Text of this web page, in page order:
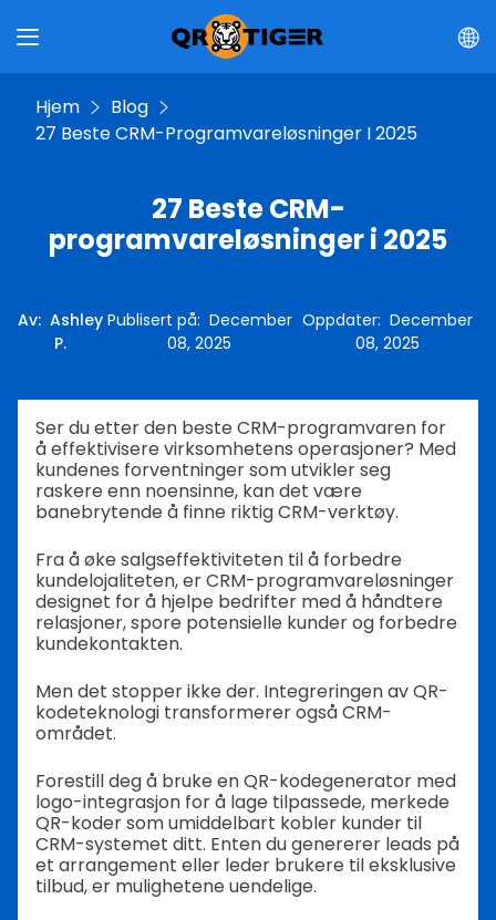
Hjem
Blog
27 Beste CRM-Programvareløsninger I 2025
27 Beste CRM-
programvareløsninger i 2025
Av: Ashley
P.
Publisert på: December
08, 2025
Oppdater: December
08, 2025
Ser du etter den beste CRM-programvaren for
å effektivisere virksomhetens operasjoner? Med
kundenes forventninger som utvikler seg
raskere enn noensinne, kan det være
banebrytende å finne riktig CRM-verktøy.
Fra å øke salgseffektiviteten til å forbedre
kundelojaliteten, er CRM-programvareløsninger
designet for å hjelpe bedrifter med å håndtere
relasjoner, spore potensielle kunder og forbedre
kundekontakten.
Men det stopper ikke der. Integreringen av QR-
kodeteknologi transformerer også CRM-
området.
Forestill deg å bruke en QR-kodegenerator med
logo-integrasjon for å lage tilpassede, merkede
QR-koder som umiddelbart kobler kunder til
CRM-systemet ditt. Enten du genererer leads på
et arrangement eller leder brukere til eksklusive
tilbud, er mulighetene uendelige.